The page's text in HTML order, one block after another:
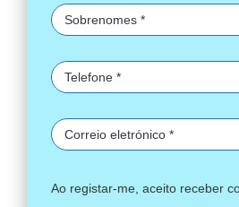
Ao registar-me, aceito receber